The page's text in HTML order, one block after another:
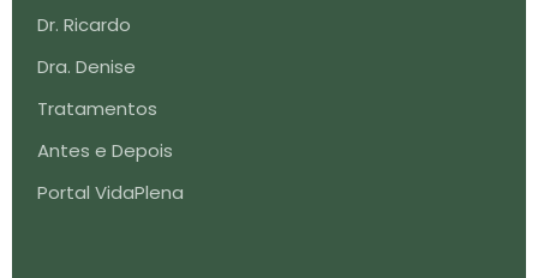
Dr. Ricardo
Dra. Denise
Tratamentos
Antes e Depois
Portal VidaPlena